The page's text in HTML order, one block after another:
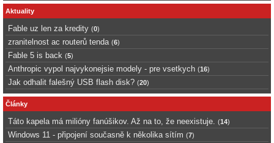
Aktuality
Fable uz len za kredity (0)
zranitelnost ac routerů tenda (6)
Fable 5 is back (5)
Anthropic vypol najvykonejsie modely - pre vsetkych (16)
Jak odhalit falešný USB flash disk? (20)
Články
Táto kapela má milióny fanúšikov. Až na to, že neexistuje. (14)
Windows 11 - připojení současně k několika sítím (7)